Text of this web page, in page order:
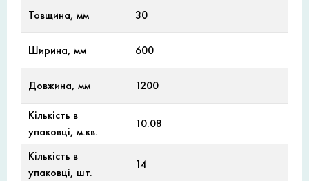
Товщина, мм 30
Ширина, мм 600
Довжина, мм 1200
Кількість в
упаковці, м.кв.
10.08
Кількість в
упаковці, шт.
14